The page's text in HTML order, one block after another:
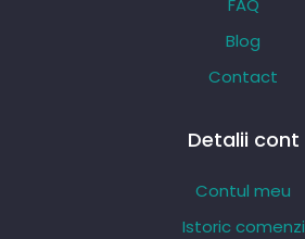
FAQ
Blog
Contact
Detalii cont
Contul meu
Istoric comenzi